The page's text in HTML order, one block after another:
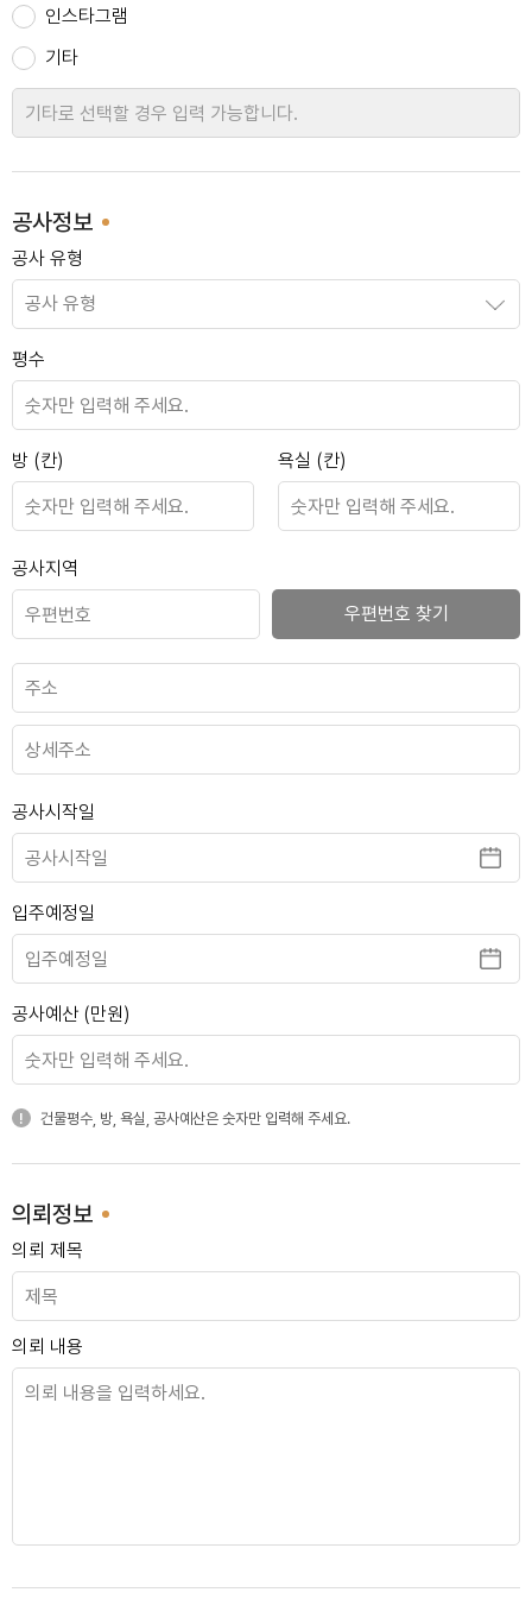
서초 반포래미안
송파 아시아선수촌
용인 내대지마을푸르지오
수지 상현마을
동작 보성펠리스
역삼개나리
인스타그램
기타
공사정보
공사 유형
평수
방 (칸) 욕실 (칸)
공사지역
우편번호 찾기
공사시작일
입주예정일
공사예산 (만원)
건물평수, 방, 욕실, 공사예산은 숫자만 입력해 주세요.
의뢰정보
의뢰 제목
의뢰 내용